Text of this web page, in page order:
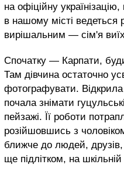
на офіційну
в нашому місті
вирішальним — сім'я
Спочатку — Карпати,
Там дівчина остаточно
фотографувати.
почала знімати
пейзажі. Її роботи
розійшовшись з
ближче до людей,
ще підлітком, на шкільній